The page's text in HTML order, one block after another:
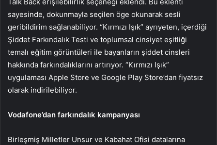
Talk Back erişilebilirlik seçeneği eklendi. Bu eklenti
sayesinde, dokunmayla seçilen öge okunarak sesli
geribildirim sağlanabiliyor. “Kırmızı Işık” ayrıyeten, içerdiği
Şiddet Farkındalık Testi ve toplumsal cinsiyet eşitliği
temalı eğitim görüntüleri ile bayanların şiddet cinsleri
hakkında farkındalıklarını artırıyor. “Kırmızı Işık”
uygulaması Apple Store ve Google Play Store’dan fiyatsız
olarak indirilebiliyor.
Vodafone’dan farkındalık kampanyası
Birleşmiş Milletler Unsur ve Kabahat Ofisi datalarına